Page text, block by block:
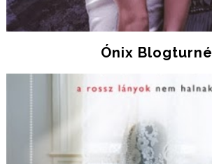
Ónix Blogturné